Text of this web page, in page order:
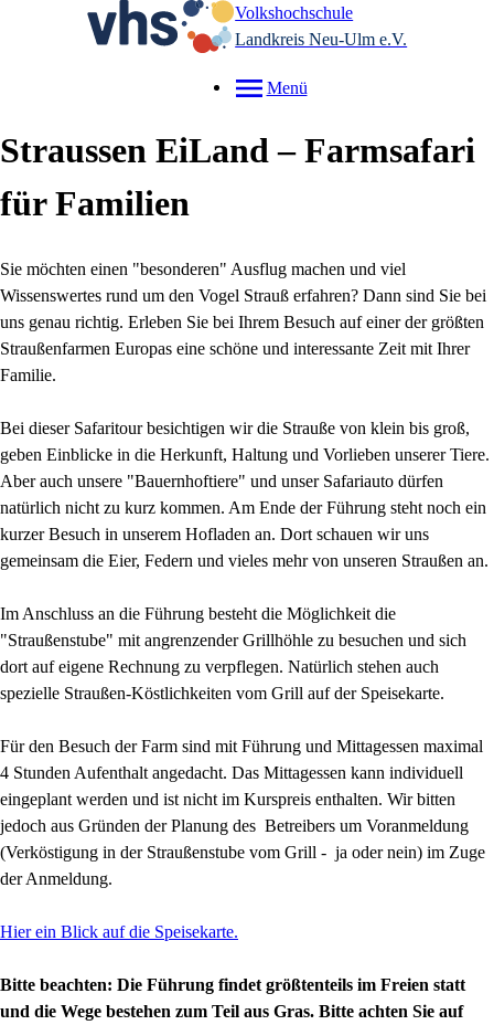
Volkshochschule
Landkreis Neu-Ulm e.V.
Menü
Straussen EiLand – Farmsafari
für Familien
Sie möchten einen "besonderen" Ausflug machen und viel
Wissenswertes rund um den Vogel Strauß erfahren? Dann sind Sie bei
uns genau richtig. Erleben Sie bei Ihrem Besuch auf einer der größten
Straußenfarmen Europas eine schöne und interessante Zeit mit Ihrer
Familie.
Bei dieser Safaritour besichtigen wir die Strauße von klein bis groß,
geben Einblicke in die Herkunft, Haltung und Vorlieben unserer Tiere.
Aber auch unsere "Bauernhoftiere" und unser Safariauto dürfen
natürlich nicht zu kurz kommen. Am Ende der Führung steht noch ein
kurzer Besuch in unserem Hofladen an. Dort schauen wir uns
gemeinsam die Eier, Federn und vieles mehr von unseren Straußen an.
Im Anschluss an die Führung besteht die Möglichkeit die
"Straußenstube" mit angrenzender Grillhöhle zu besuchen und sich
dort auf eigene Rechnung zu verpflegen. Natürlich stehen auch
spezielle Straußen-Köstlichkeiten vom Grill auf der Speisekarte.
Für den Besuch der Farm sind mit Führung und Mittagessen maximal
4 Stunden Aufenthalt angedacht. Das Mittagessen kann individuell
eingeplant werden und ist nicht im Kurspreis enthalten. Wir bitten
jedoch aus Gründen der Planung des Betreibers um Voranmeldung
(Verköstigung in der Straußenstube vom Grill - ja oder nein) im Zuge
der Anmeldung.
Hier ein Blick auf die Speisekarte.
Bitte beachten: Die Führung findet größtenteils im Freien statt
und die Wege bestehen zum Teil aus Gras. Bitte achten Sie auf